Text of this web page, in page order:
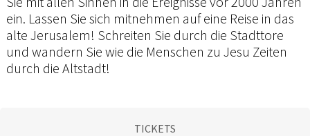
ein. Lassen Sie sich mitnehmen auf eine Reise in das
alte Jerusalem! Schreiten Sie durch die Stadttore
und wandern Sie wie die Menschen zu Jesu Zeiten
durch die Altstadt!
TICKETS